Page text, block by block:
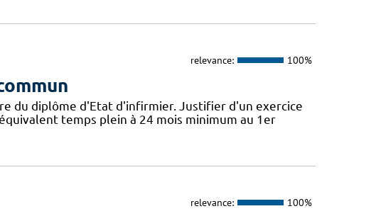
relevance: 100%
du diplôme d'Etat d'infirmier. Justifier d'un exercice
temps plein à 24 mois minimum au 1er
relevance: 100%